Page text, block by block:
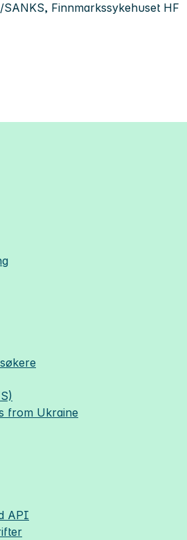
SANKS, Finnmarkssykehuset HF
from Ukraine
API